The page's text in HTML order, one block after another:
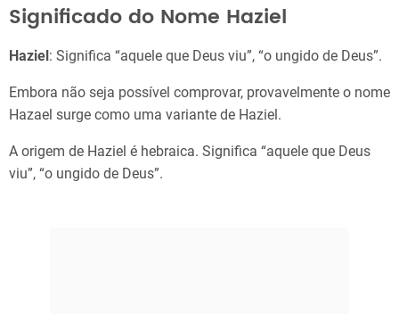
Significado do Nome Haziel
Haziel : Significa “aquele que Deus viu”, “o ungido de Deus”.
Embora não seja possível comprovar, provavelmente o nome
Hazael surge como uma variante de Haziel.
A origem de Haziel é hebraica. Significa “aquele que Deus
viu”, “o ungido de Deus”.